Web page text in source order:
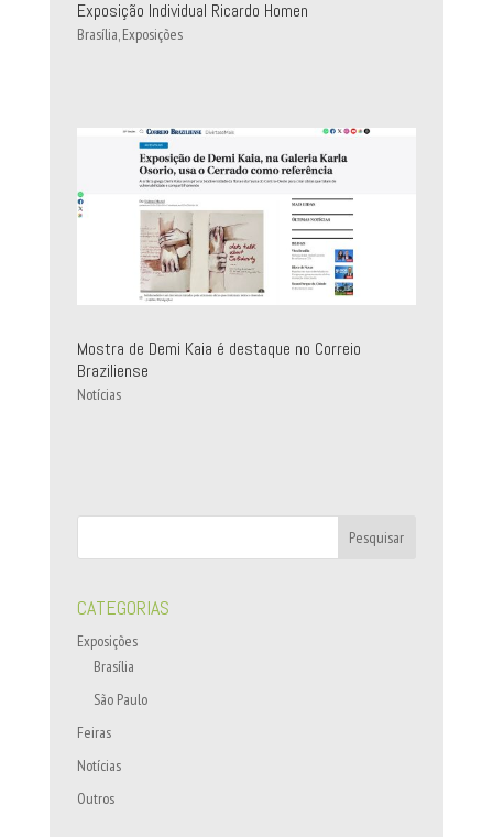
Exposição Individual Ricardo Homen
Brasília,Exposições
Mostra de Demi Kaia é destaque no Correio
Braziliense
Notícias
CATEGORIAS
Exposições
Brasília
São Paulo
Feiras
Notícias
Outros